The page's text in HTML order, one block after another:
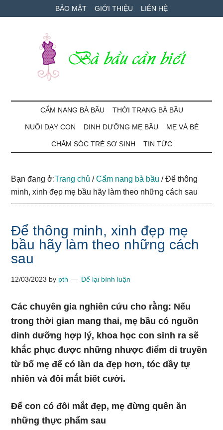
to
to
qua
BẢO MẬT GIỚI THIỆU LIÊN HỆ
Bà
Bầu
Cần
Biết
bé
CẨM NANG BÀ BẦU THỜI TRANG BÀ BẦU
NUÔI DẠY CON DINH DƯỠNG MẸ BẦU MẸ VÀ BÉ
CHĂM SÓC TRẺ SƠ SINH TIN TỨC
Bạn đang ở:Trang chủ / Cẩm nang bà bầu /Để thông
minh, xinh đẹp mẹ bầu hãy làm theo những cách sau
Để thông minh, xinh đẹp mẹ
bầu hãy làm theo những cách
sau
12/03/2023 by pth Để lại bình luận
Các chuyên gia nghiên cứu cho rằng: Nếu
trong thời gian mang thai, mẹ bầu có nguồn
dinh dưỡng hợp lý, khoa học con sinh ra sẽ
khắc phục được những nhược điểm di truyền
từ bố mẹ để có làn da đẹp hơn, tóc dầy tự
nhiên và đôi mắt biết cười.
Để con có đôi mắt đẹp, mẹ đừng quên ăn
những thực phẩm sau